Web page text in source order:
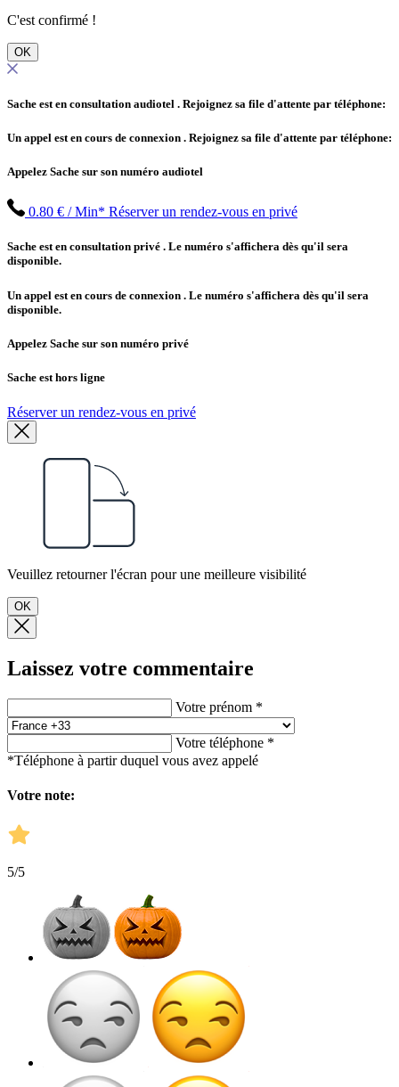
C'est confirmé !
OK
Sache est en consultation audiotel . Rejoignez sa file d'attente par téléphone:
Un appel est en cours de connexion . Rejoignez sa file d'attente par téléphone:
Appelez Sache sur son numéro audiotel
0.80 € / Min* Réserver un rendez-vous en privé
Sache est en consultation privé . Le numéro s'affichera dès qu'il sera
disponible.
Un appel est en cours de connexion . Le numéro s'affichera dès qu'il sera
disponible.
Appelez Sache sur son numéro privé
Sache est hors ligne
Réserver un rendez-vous en privé
Veuillez retourner l'écran pour une meilleure visibilité
OK
Laissez votre commentaire
Votre prénom *
Votre téléphone *
*Téléphone à partir duquel vous avez appelé
Votre note:
5/5